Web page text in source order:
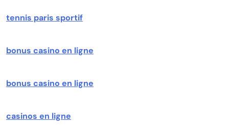
tennis paris sportif
bonus casino en ligne
bonus casino en ligne
casinos en ligne